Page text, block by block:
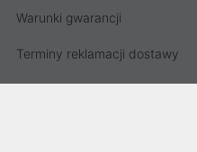
Warunki gwarancji
Terminy reklamacji dostawy